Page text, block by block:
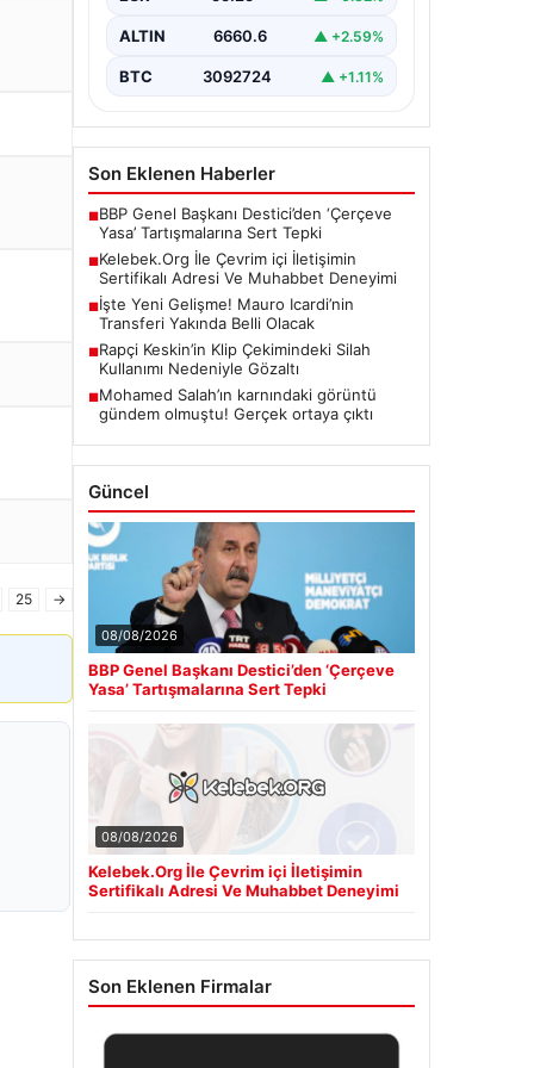
25 →
biçimde bağlantı sağlaması kritik bir
birçok…
ALTIN 6660.6 ▲ +2.59%
BTC 3092724 ▲ +1.11%
Son Eklenen Haberler
■BBP Genel Başkanı Destici’den ‘Çerçeve
Yasa’ Tartışmalarına Sert Tepki
■Kelebek.Org İle Çevrim içi İletişimin
Sertifikalı Adresi Ve Muhabbet Deneyimi
■İşte Yeni Gelişme! Mauro Icardi’nin
Transferi Yakında Belli Olacak
■Rapçi Keskin’in Klip Çekimindeki Silah
Kullanımı Nedeniyle Gözaltı
■Mohamed Salah’ın karnındaki görüntü
gündem olmuştu! Gerçek ortaya çıktı
Güncel
08/08/2026
BBP Genel Başkanı Destici’den ‘Çerçeve
Yasa’ Tartışmalarına Sert Tepki
08/08/2026
Kelebek.Org İle Çevrim içi İletişimin
Sertifikalı Adresi Ve Muhabbet Deneyimi
Son Eklenen Firmalar